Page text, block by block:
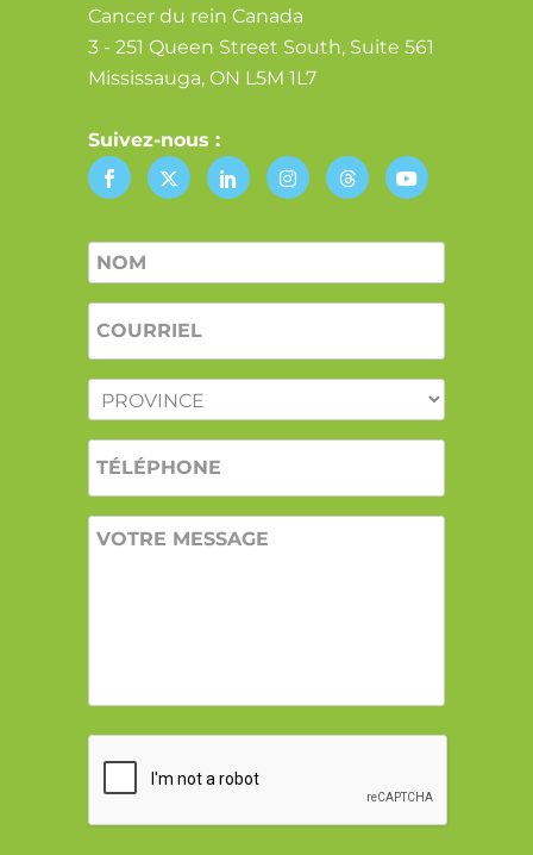
Cancer du rein Canada
3 - 251 Queen Street South, Suite 561
Mississauga, ON L5M 1L7
Suivez-nous :
Nom
PROVINCE
VOTRE
MESSAGE